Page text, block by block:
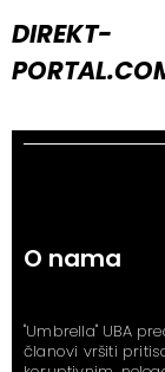
DIREKT-
O nama
"Umbrella" UBA
članovi vršiti